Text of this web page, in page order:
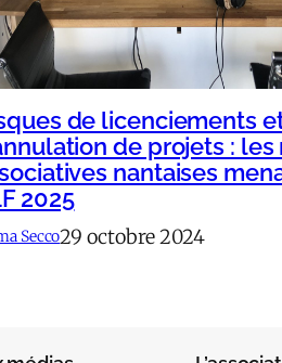
de licenciements
de projets : les
nantaises
2025
Secco29 octobre 2024